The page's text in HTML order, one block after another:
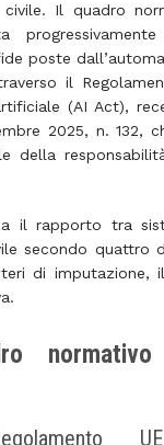
civile. Il quadro
poste
il
(AI Act),
2025, n. 132,
della
il rapporto tra
secondo quattro
di imputazione,